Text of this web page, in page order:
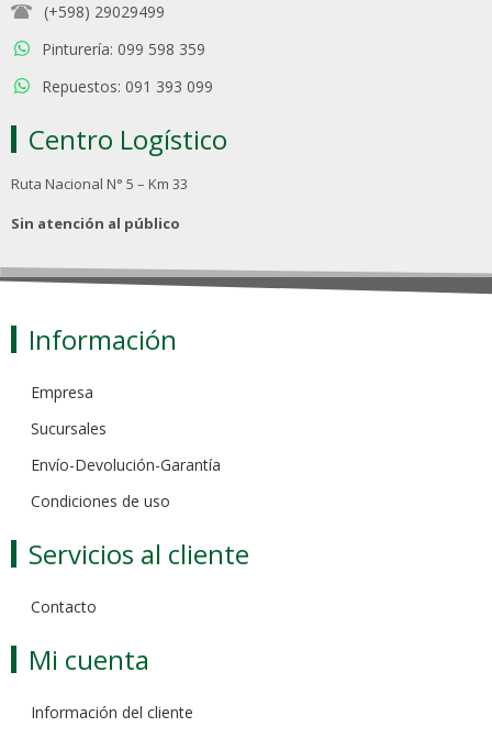
(+598) 29029499
Pinturería: 099 598 359
Repuestos: 091 393 099
Centro Logístico
Ruta Nacional N° 5 – Km 33
Sin atención al público
Información
Empresa
Sucursales
Envío-Devolución-Garantía
Condiciones de uso
Servicios al cliente
Contacto
Mi cuenta
Información del cliente